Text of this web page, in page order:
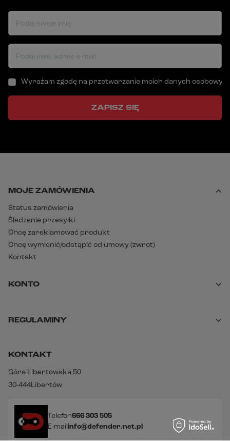
Podaj swoje imię
Podaj swój adres e-mail
Wyrażam zgodę na przetwarzanie moich danych
ZAPISZ SIĘ
MOJE ZAMÓWIENIA
Status zamówienia
Śledzenie przesyłki
Chcę zareklamować produkt
Chcę wymienić/odstąpić od umowy (zwrot)
Kontakt
KONTO
REGULAMINY
KONTAKT
Góra Libertowska 50
30-444Libertów
Telefon666 303 505
E-mailinfo@defender.net.pl